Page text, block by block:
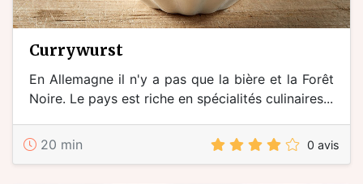
Currywurst
En Allemagne il n'y a pas que la bière et la Forêt
Noire. Le pays est riche en spécialités culinaires...
20 min 0 avis